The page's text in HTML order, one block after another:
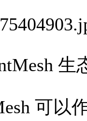
生
可以